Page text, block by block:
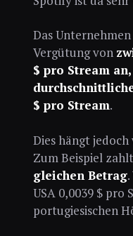
Das
Vergütung von
$ pro Stream
$ pro Stream.
Dies hängt
Zum Beispiel zahlt
gleichen Betrag
USA 0,0039 $ pro
portugiesischen